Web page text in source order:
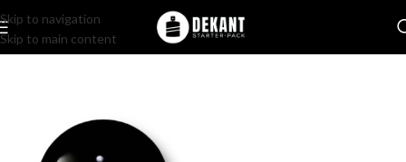
Skip to navigation
Skip to main content
Home/Pakovanje/ Komercijalno